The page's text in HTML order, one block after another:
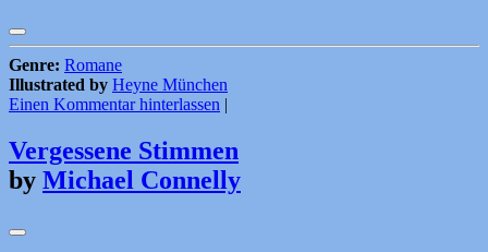
Genre: Romane
Illustrated by Heyne München
Einen Kommentar hinterlassen |
Vergessene Stimmen
by Michael Connelly